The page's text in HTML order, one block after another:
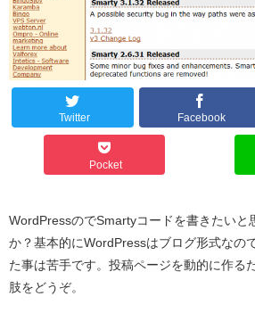
Twitter Facebook
Pocket
WordPressのでSmartyコードを書きたいと
か？基本的にWordPressはブログ形式なの
た事は苦手です。投稿ページを動的に作る
肢をどうぞ。